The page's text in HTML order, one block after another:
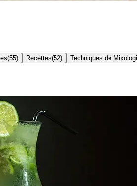
(55) Recettes(52) Techniques de